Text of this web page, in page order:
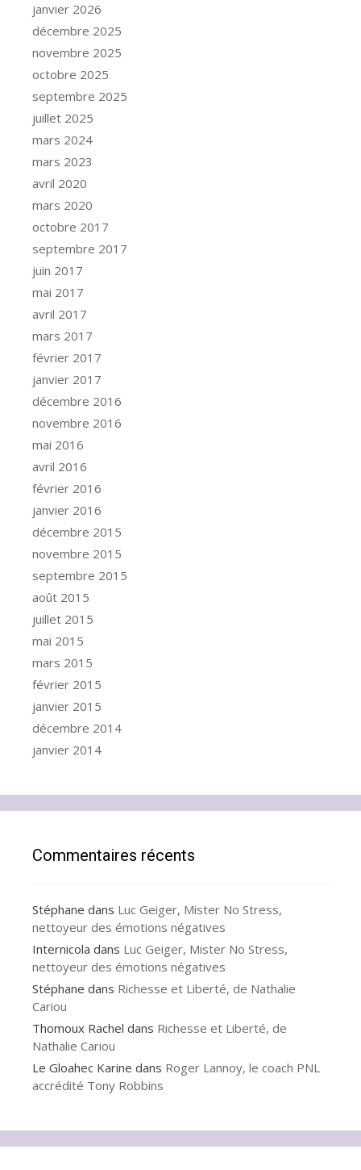
janvier 2026
décembre 2025
novembre 2025
octobre 2025
septembre 2025
juillet 2025
mars 2024
mars 2023
avril 2020
mars 2020
octobre 2017
septembre 2017
juin 2017
mai 2017
avril 2017
mars 2017
février 2017
janvier 2017
décembre 2016
novembre 2016
mai 2016
avril 2016
février 2016
janvier 2016
décembre 2015
novembre 2015
septembre 2015
août 2015
juillet 2015
mai 2015
mars 2015
février 2015
janvier 2015
décembre 2014
janvier 2014
Commentaires récents
Stéphane dans Luc Geiger, Mister No Stress,
nettoyeur des émotions négatives
Internicola dans Luc Geiger, Mister No Stress,
nettoyeur des émotions négatives
Stéphane dans Richesse et Liberté, de Nathalie
Cariou
Thomoux Rachel dans Richesse et Liberté, de
Nathalie Cariou
Le Gloahec Karine dans Roger Lannoy, le coach PNL
accrédité Tony Robbins